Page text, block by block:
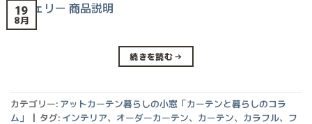
19
8月
続きを読む→
カテゴリー: アットカーテン暮らしの小窓「カーテンと暮らしのコラ
ム」
| タグ: インテリア、 オーダーカーテン、 カーテン、 カラフル、 フ